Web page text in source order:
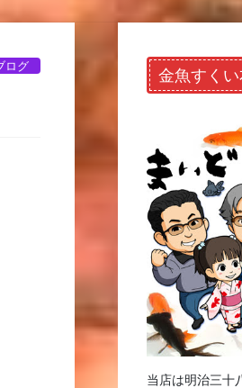
ログ
金魚すく
当店は明治三十